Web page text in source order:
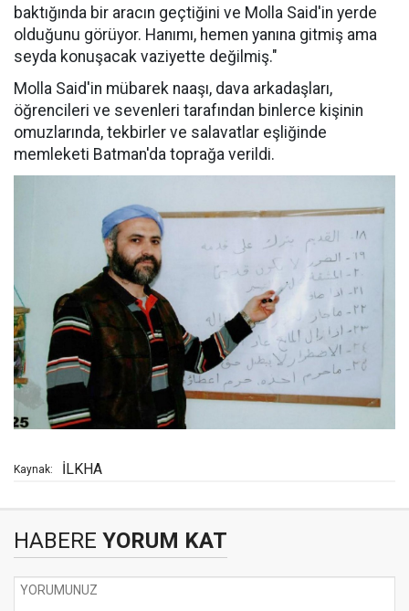
baktığında bir aracın geçtiğini ve Molla Said'in yerde
olduğunu görüyor. Hanımı, hemen yanına gitmiş ama
seyda konuşacak vaziyette değilmiş."
Molla Said'in mübarek naaşı, dava arkadaşları,
öğrencileri ve sevenleri tarafından binlerce kişinin
omuzlarında, tekbirler ve salavatlar eşliğinde
memleketi Batman'da toprağa verildi.
Kaynak: İLKHA
HABERE YORUM KAT